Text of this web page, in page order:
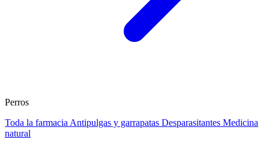
Perros
Toda la farmacia Antipulgas y garrapatas Desparasitantes Medicina
natural